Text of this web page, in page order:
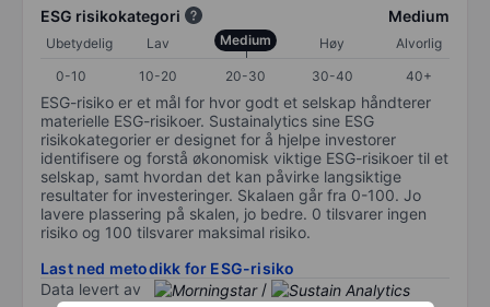
ESG risikokategori Medium
Ubetydelig Lav Medium Høy
Alvorlig
0-10
10-20 20-30 30-40 40+
ESG-risiko er et mål for hvor godt et selskap håndterer
materielle ESG-risikoer. Sustainalytics sine ESG
risikokategorier er designet for å hjelpe investorer
identifisere og forstå økonomisk viktige ESG-risikoer til et
selskap, samt hvordan det kan påvirke langsiktige
resultater for investeringer. Skalaen går fra 0-100. Jo
lavere plassering på skalen, jo bedre. 0 tilsvarer ingen
risiko og 100 tilsvarer maksimal risiko.
Last ned metodikk for ESG-risiko
Data levert av
/